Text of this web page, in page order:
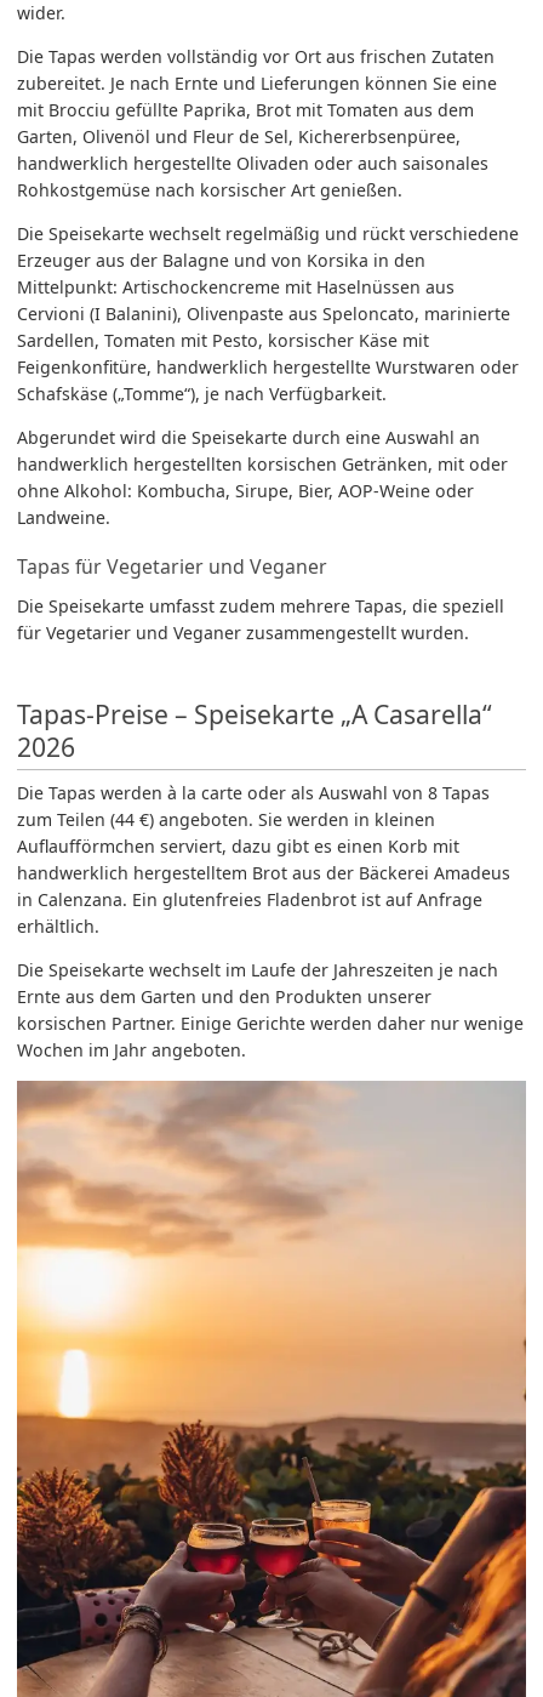
wider.
Die Tapas werden vollständig vor Ort aus frischen Zutaten
zubereitet. Je nach Ernte und Lieferungen können Sie eine
mit Brocciu gefüllte Paprika, Brot mit Tomaten aus dem
Garten, Olivenöl und Fleur de Sel, Kichererbsenpüree,
handwerklich hergestellte Olivaden oder auch saisonales
Rohkostgemüse nach korsischer Art genießen.
Die Speisekarte wechselt regelmäßig und rückt verschiedene
Erzeuger aus der Balagne und von Korsika in den
Mittelpunkt: Artischockencreme mit Haselnüssen aus
Cervioni (I Balanini), Olivenpaste aus Speloncato, marinierte
Sardellen, Tomaten mit Pesto, korsischer Käse mit
Feigenkonfitüre, handwerklich hergestellte Wurstwaren oder
Schafskäse („Tomme“), je nach Verfügbarkeit.
Abgerundet wird die Speisekarte durch eine Auswahl an
handwerklich hergestellten korsischen Getränken, mit oder
ohne Alkohol: Kombucha, Sirupe, Bier, AOP-Weine oder
Landweine.
Tapas für Vegetarier und Veganer
Die Speisekarte umfasst zudem mehrere Tapas, die speziell
für Vegetarier und Veganer zusammengestellt wurden.
Tapas-Preise – Speisekarte „A Casarella“
2026
Die Tapas werden à la carte oder als Auswahl von 8 Tapas
zum Teilen (44 €) angeboten. Sie werden in kleinen
Auflaufförmchen serviert, dazu gibt es einen Korb mit
handwerklich hergestelltem Brot aus der Bäckerei Amadeus
in Calenzana. Ein glutenfreies Fladenbrot ist auf Anfrage
erhältlich.
Die Speisekarte wechselt im Laufe der Jahreszeiten je nach
Ernte aus dem Garten und den Produkten unserer
korsischen Partner. Einige Gerichte werden daher nur wenige
Wochen im Jahr angeboten.